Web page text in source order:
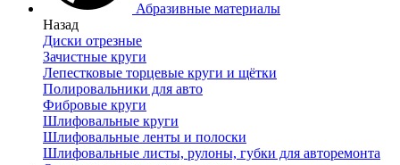
Абразивные материалы
Назад
Диски отрезные
Зачистные круги
Лепестковые торцевые круги и щётки
Полировальники для авто
Фибровые круги
Шлифовальные круги
Шлифовальные ленты и полоски
Шлифовальные листы, рулоны, губки для авторемонта